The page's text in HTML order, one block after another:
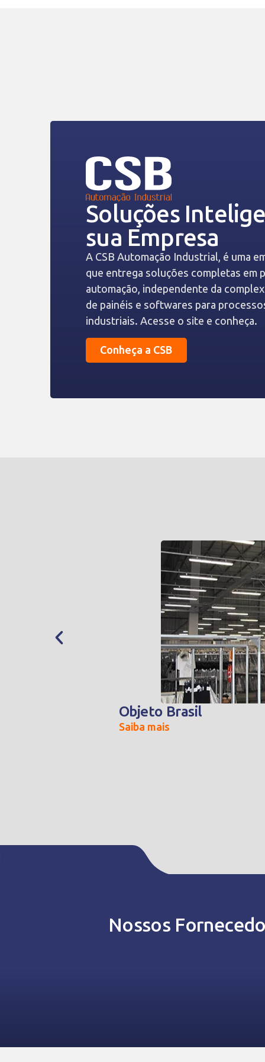
Soluções
sua Empresa
A CSB Automação Industrial, é uma
que entrega soluções completas em
automação, independente da
de painéis e softwares para
industriais. Acesse o site e conheça.
Conheça a CSB
Objeto Brasil
Saiba mais
Nossos